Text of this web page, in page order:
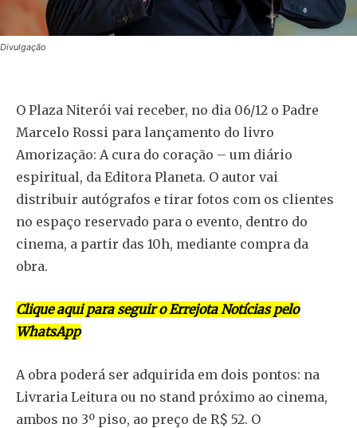
Divulgação
O Plaza Niterói vai receber, no dia 06/12 o Padre
Marcelo Rossi para lançamento do livro
Amorização: A cura do coração – um diário
espiritual, da Editora Planeta. O autor vai
distribuir autógrafos e tirar fotos com os clientes
no espaço reservado para o evento, dentro do
cinema, a partir das 10h, mediante compra da
obra.
Clique aqui para seguir o Errejota Notícias pelo
WhatsApp
A obra poderá ser adquirida em dois pontos: na
Livraria Leitura ou no stand próximo ao cinema,
ambos no 3º piso, ao preço de R$ 52. O